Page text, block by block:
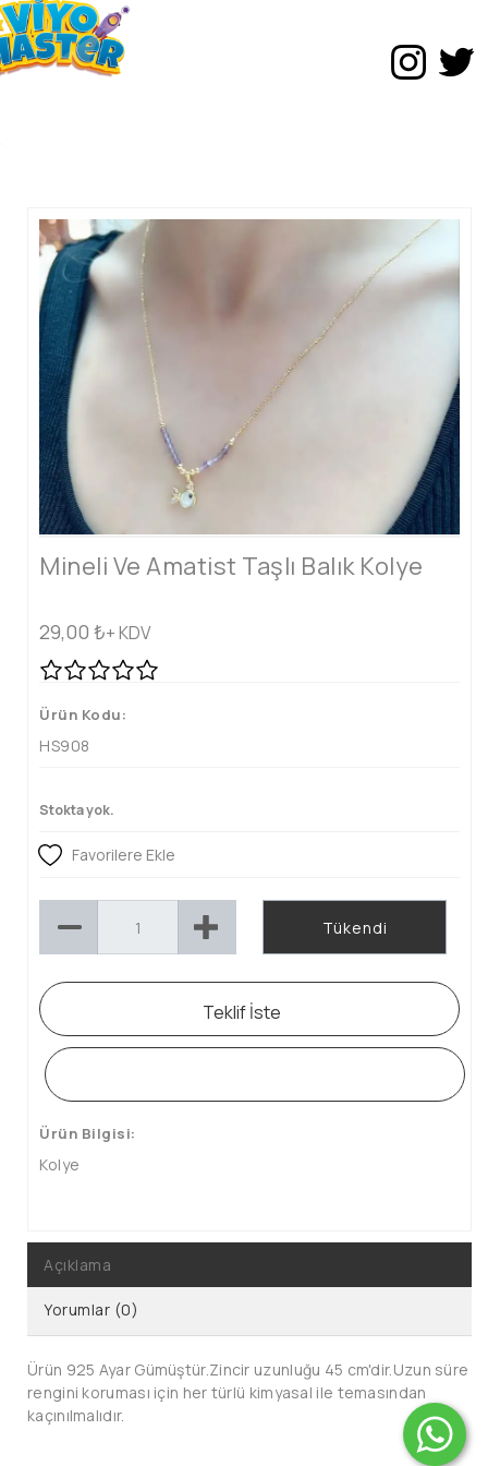
Mineli Ve Amatist Taşlı Balık Kolye
29,00 ₺+ KDV
Ürün Kodu:
HS908
Stokta yok.
Favorilere Ekle
Tükendi
Teklif İste
Ürün Bilgisi:
Kolye
Açıklama
Yorumlar (0)
Ürün 925 Ayar Gümüştür.Zincir uzunluğu 45 cm'dir.Uzun süre
rengini koruması için her türlü kimyasal ile temasından
kaçınılmalıdır.